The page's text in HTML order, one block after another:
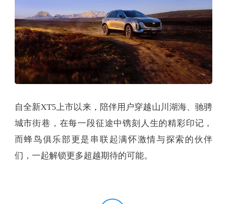
自全新XT5上市以来，陪伴用户穿越山川湖海、驰骋
城市街巷，在每一段征途中镌刻人生的精彩印记，
而蜂鸟俱乐部更是串联起满怀激情与探索的伙伴
们，一起解锁更多超越期待的可能。